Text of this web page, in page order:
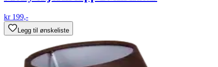
kr 199,-
Legg til ønskeliste